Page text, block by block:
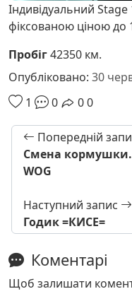
Індивідуальний Stage
фіксованою ціною до
Пробіг42350 км.
Опубліковано: 30
1
0 00
Попередній
Смена кормушки.
WOG
Наступний запис
Годик =КИСЕ=
Коментарі
Щоб залишати